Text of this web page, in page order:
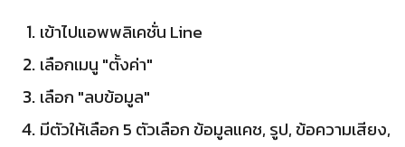
เข้าไปแอพพลิเคชั่น Line
เลือกเมนู "ตั้งค่า"
เลือก "ลบข้อมูล"
มีตัวให้เลือก 5 ตัวเลือก ข้อมูลแคช, รูป, ข้อความเสียง,